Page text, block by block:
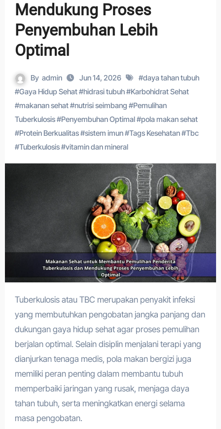
Mendukung Proses
Penyembuhan Lebih
Optimal
By admin Jun 14, 2026 #daya tahan tubuh
#Gaya Hidup Sehat#hidrasi tubuh#Karbohidrat Sehat
#makanan sehat#nutrisi seimbang #Pemulihan
Tuberkulosis#Penyembuhan Optimal#pola makan sehat
#Protein Berkualitas#sistem imun#Tags Kesehatan#Tbc
#Tuberkulosis#vitamin dan mineral
Tuberkulosis atau TBC merupakan penyakit infeksi
yang membutuhkan pengobatan jangka panjang dan
dukungan gaya hidup sehat agar proses pemulihan
berjalan optimal. Selain disiplin menjalani terapi yang
dianjurkan tenaga medis, pola makan bergizi juga
memiliki peran penting dalam membantu tubuh
memperbaiki jaringan yang rusak, menjaga daya
tahan tubuh, serta meningkatkan energi selama
masa pengobatan.